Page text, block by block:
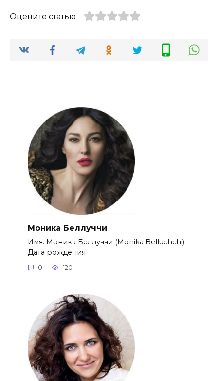
Оцените статью
Моника Беллуччи
Имя: Моника Беллуччи (Monika Belluchchi)
Дата рождения
0 120